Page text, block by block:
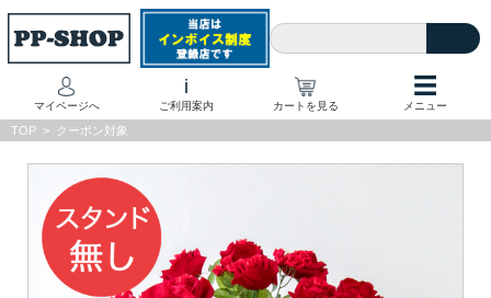
マイページへ
i
ご利用案内 カートを見る
☰
メニュー
TOP > クーポン対象